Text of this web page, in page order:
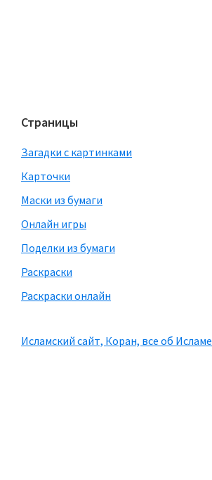
Страницы
Загадки с картинками
Карточки
Маски из бумаги
Онлайн игры
Поделки из бумаги
Раскраски
Раскраски онлайн
Исламский сайт, Коран, все об Исламе